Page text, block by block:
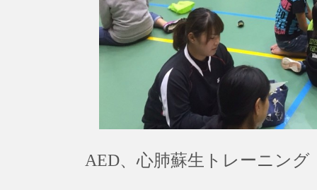
AED、心肺蘇生トレーニング